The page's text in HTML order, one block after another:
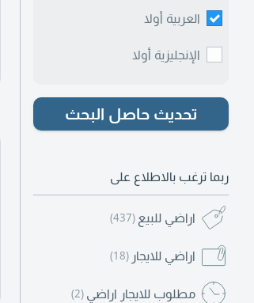
العربية أولا
الإنجليزية أولا
تحديث حاصل البحث
ربما ترغب بالاطلاع على
اراضي للبيع (437)
اراضي للايجار (18)
مطلوب للايجار اراضي (2)